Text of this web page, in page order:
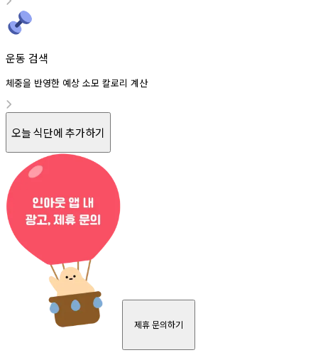
운동 검색
체중을 반영한 예상 소모 칼로리 계산
오늘 식단에 추가하기
제휴 문의하기